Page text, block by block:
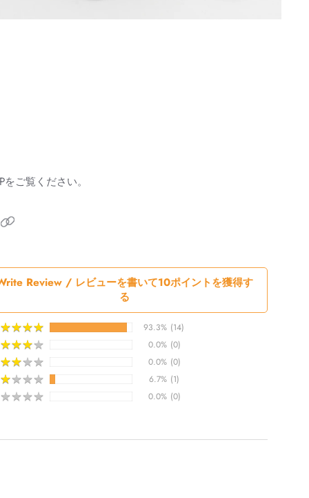
ご覧ください。
Review / レビューを書いて10ポイントを獲得す
る
★★★★
★★★★ 93.3% (14)
★★★★
★★★★ 0.0% (0)
★★★★
★★★★ 0.0% (0)
★★★★
★★★★ 6.7% (1)
★★★★
★★★★ 0.0% (0)